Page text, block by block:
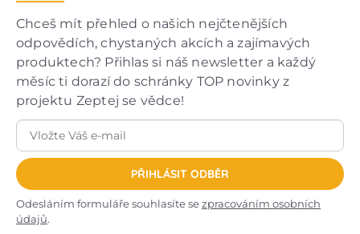
Chceš mít přehled o našich nejčtenějších
odpovědích, chystaných akcích a zajímavých
produktech? Přihlas si náš newsletter a každý
měsíc ti dorazí do schránky TOP novinky z
projektu Zeptej se vědce!
PŘIHLÁSIT ODBĚR
Odesláním formuláře souhlasíte sezpracováním osobních
údajů.